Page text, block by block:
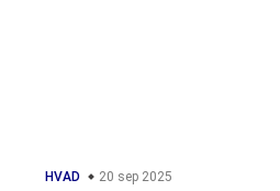
HVAD 20 sep 2025